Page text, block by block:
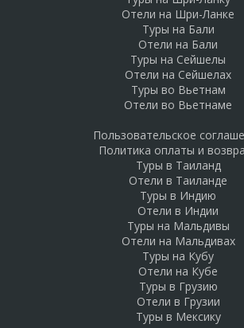
Отели на Шри-Ланке
Туры на Бали
Отели на Бали
Туры на Сейшелы
Отели на Сейшелах
Туры во Вьетнам
Отели во Вьетнаме
Пользовательское
Политика оплаты и
Туры в Таиланд
Отели в Таиланде
Туры в Индию
Отели в Индии
Туры на Мальдивы
Отели на Мальдивах
Туры на Кубу
Отели на Кубе
Туры в Грузию
Отели в Грузии
Туры в Мексику